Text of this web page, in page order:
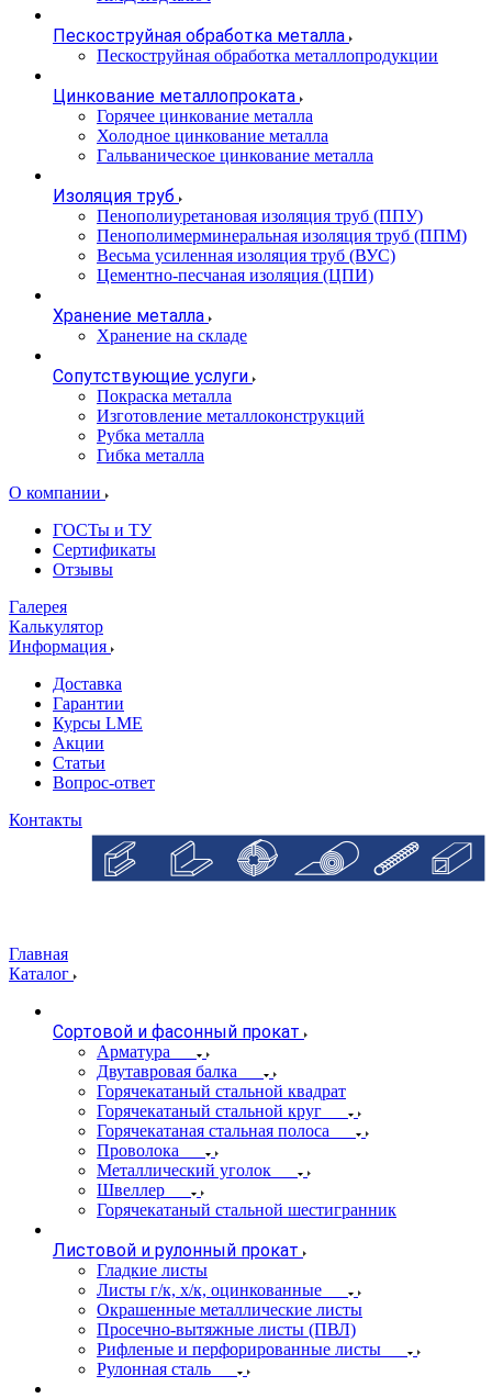
Пескоструйная обработка металла
Пескоструйная обработка металлопродукции
Цинкование металлопроката
Горячее цинкование металла
Холодное цинкование металла
Гальваническое цинкование металла
Изоляция труб
Пенополиуретановая изоляция труб (ППУ)
Пенополимерминеральная изоляция труб (ППМ)
Весьма усиленная изоляция труб (ВУС)
Цементно-песчаная изоляция (ЦПИ)
Хранение металла
Хранение на складе
Сопутствующие услуги
Покраска металла
Изготовление металлоконструкций
Рубка металла
Гибка металла
О компании
ГОСТы и ТУ
Сертификаты
Отзывы
Галерея
Калькулятор
Информация
Доставка
Гарантии
Курсы LME
Акции
Статьи
Вопрос-ответ
Контакты
Главная
Каталог
Сортовой и фасонный прокат
Арматура
Двутавровая балка
Горячекатаный стальной квадрат
Горячекатаный стальной круг
Горячекатаная стальная полоса
Проволока
Металлический уголок
Швеллер
Горячекатаный стальной шестигранник
Листовой и рулонный прокат
Гладкие листы
Листы г/к, х/к, оцинкованные
Окрашенные металлические листы
Просечно-вытяжные листы (ПВЛ)
Рифленые и перфорированные листы
Рулонная сталь